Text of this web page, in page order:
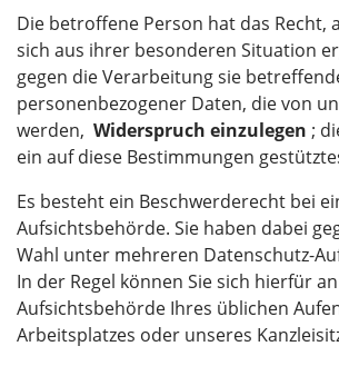
Die betroffene Person hat das Recht,
sich aus ihrer besonderen Situation
gegen die Verarbeitung sie
personenbezogener Daten, die von
werden, Widerspruch einzulegen ;
ein auf diese Bestimmungen
Es besteht ein Beschwerderecht bei
Aufsichtsbehörde. Sie haben dabei
Wahl unter mehreren Datenschutz-
In der Regel können Sie sich hierfür
Aufsichtsbehörde Ihres üblichen
Arbeitsplatzes oder unseres